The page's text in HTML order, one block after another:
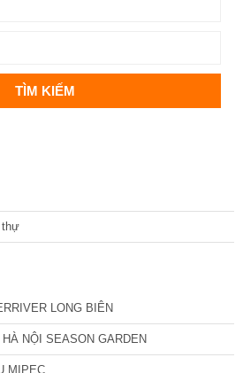
thự
LONG BIÊN
NỘI SEASON GARDEN
MIPEC